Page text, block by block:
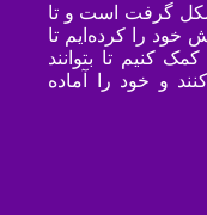
در اردیبهشت ۱۳۹۴ شکل گرفت است و تا
خود را کرده‌ایم تا
کنیم تا بتوانند
و خود را آماده